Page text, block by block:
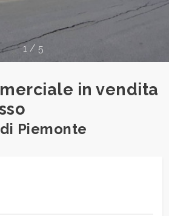
1 / 5
in vendita
Piemonte